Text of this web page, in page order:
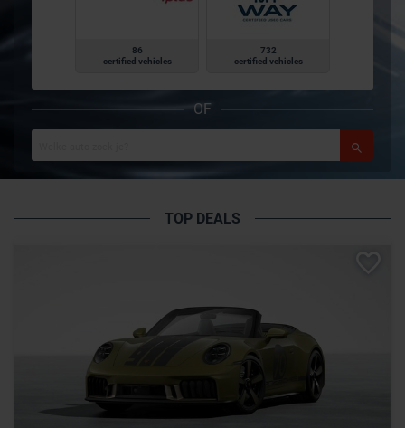
86
certified vehicles
732
certified vehicles
OF
TOP DEALS